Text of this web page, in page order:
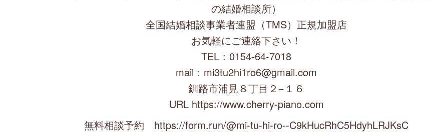
の結婚相談所）
全国結婚相談事業者連盟（TMS）正規加盟店
お気軽にご連絡下さい！
TEL：0154-64-7018
mail：mi3tu2hi1ro6@gmail.com
釧路市浦見８丁目２−１６
URL https://www.cherry-piano.com
無料相談予約 https://form.run/@mi-tu-hi-ro--C9kHucRhC5HdyhLRJKsC